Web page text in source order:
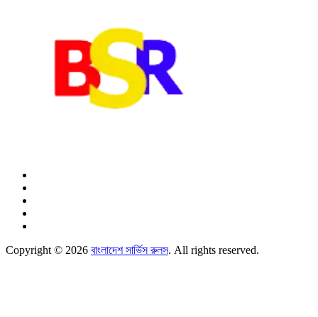
Copyright © 2026 বাংলাদেশ সার্ভিস রুলস. All rights reserved.